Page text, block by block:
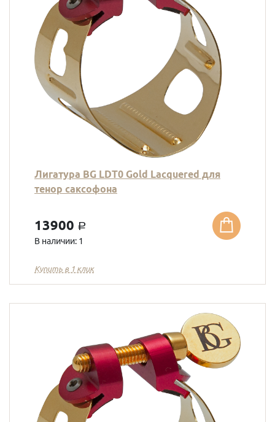
Лигатура BG LDT0 Gold Lacquered для
тенор саксофона
13900 a
В наличии: 1
Купить в 1 клик